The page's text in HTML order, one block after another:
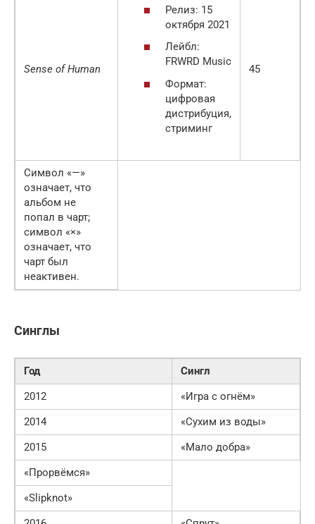
Sense of Human
Релиз: 15
октября 2021
Лейбл:
FRWRD Music
Формат:
цифровая
дистрибуция,
стриминг
45
Символ «—»
означает, что
альбом не
попал в чарт;
символ «×»
означает, что
чарт был
неактивен.
Синглы
Год
Сингл
2012
«Игра с огнём»
2014
«Сухим из воды»
2015
«Мало добра»
«Прорвёмся»
«Slipknot»